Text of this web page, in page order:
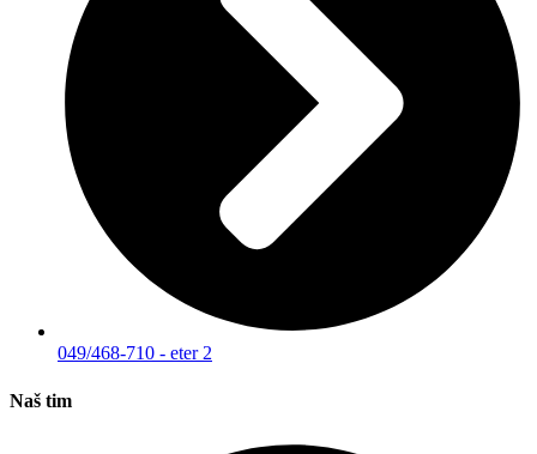
049/468-710 - eter 2
Naš tim